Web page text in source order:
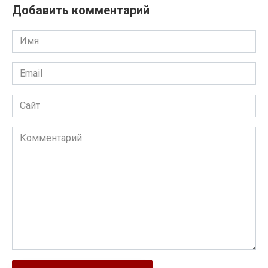
Добавить комментарий
Имя
Email
Сайт
Комментарий